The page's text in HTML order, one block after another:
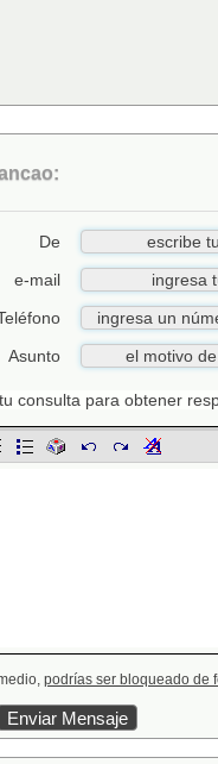
De
e-mail
Asunto
consulta para obtener
podrías ser bloqueado de